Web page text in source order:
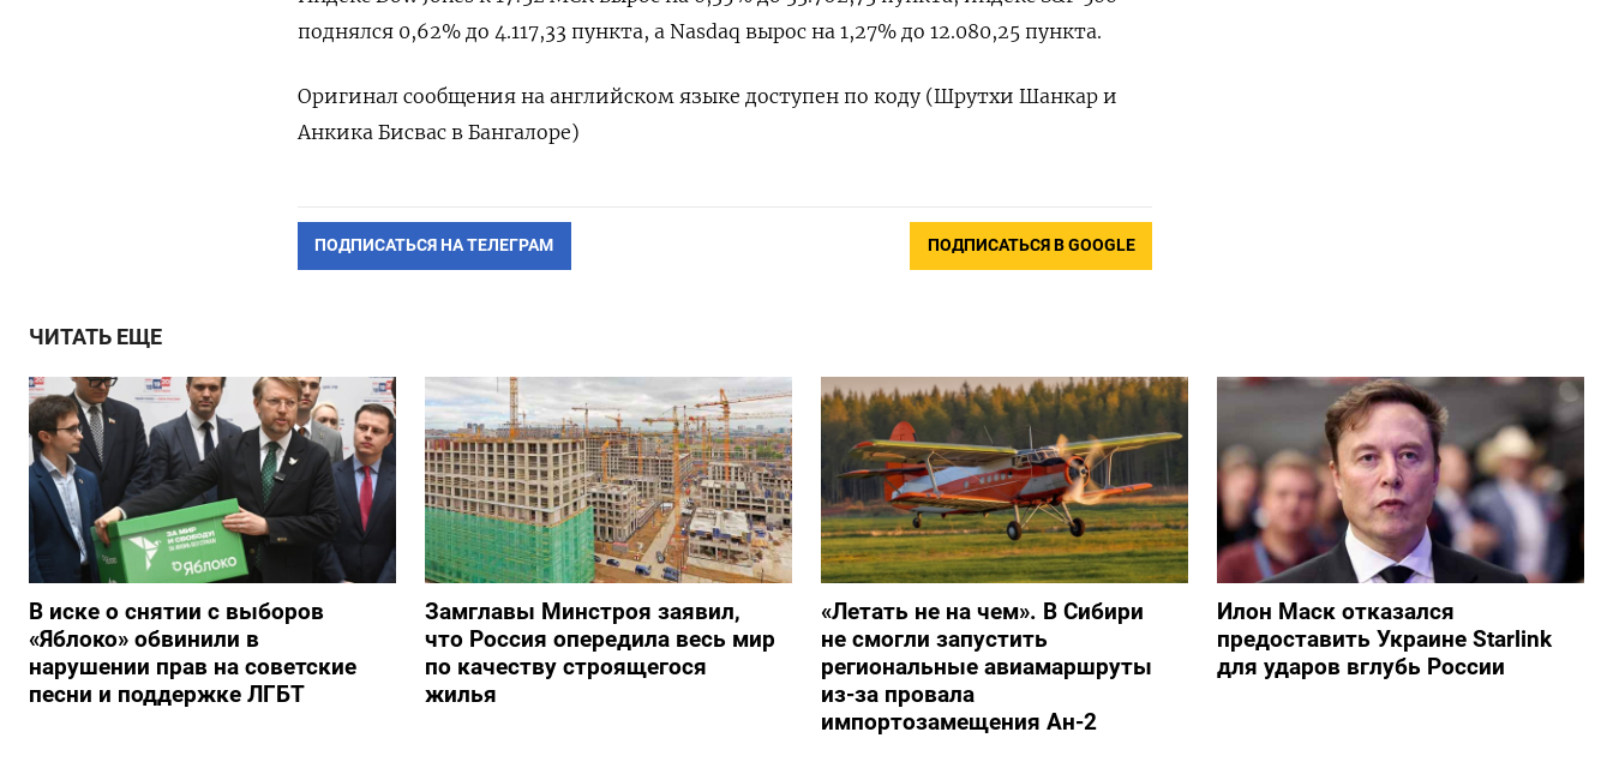
поднялся 0,62% до 4.117,33​ пункта, а Nasdaq вырос на 1,27% до 12.080,25 пункта.
Оригинал сообщения на английском языке доступен по коду (Шрутхи Шанкар и
Анкика Бисвас в Бангалоре)
ПОДПИСАТЬСЯ НА ТЕЛЕГРАМ ПОДПИСАТЬСЯ В GOOGLE
ЧИТАТЬ ЕЩЕ
В иске о снятии с выборов
«Яблоко» обвинили в
нарушении прав на советские
песни и поддержке ЛГБТ
Замглавы Минстроя заявил,
что Россия опередила весь мир
по качеству строящегося
жилья
«Летать не на чем». В Сибири
не смогли запустить
региональные авиамаршруты
из-за провала
импортозамещения Ан-2
Илон Маск отказался
предоставить Украине Starlink
для ударов вглубь России